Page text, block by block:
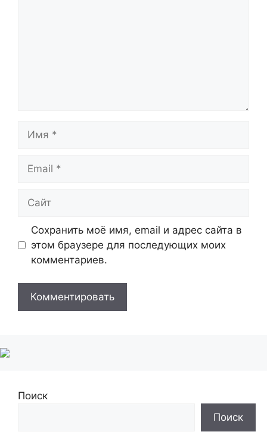
Имя
Email
Сайт
Сохранить моё имя, email и адрес сайта в
этом браузере для последующих моих
комментариев.
Поиск
Поиск